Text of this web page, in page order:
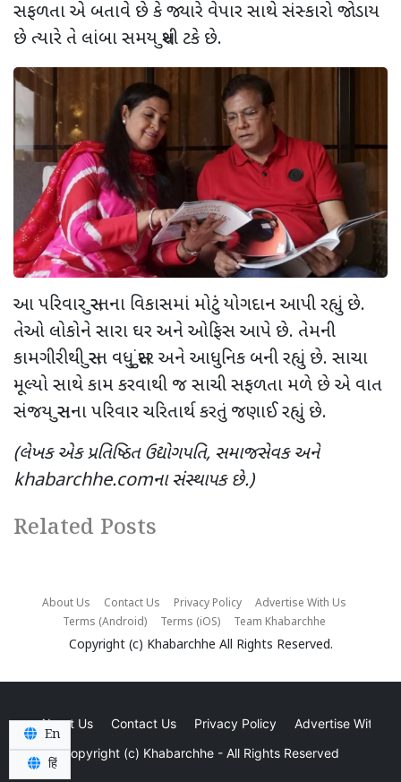
સફળતા એ બતાવે છે કે જ્યારે વેપાર સાથે સંસ્કારો જોડાય
છે ત્યારે તે લાંબા સમય સુધી ટકે છે.
આ પરિવાર સુરતના વિકાસમાં મોટું યોગદાન આપી રહ્યું છે.
તેઓ લોકોને સારા ઘર અને ઓફિસ આપે છે. તેમની
કામગીરીથી સુરત વધુ સુંદર અને આધુનિક બની રહ્યું છે. સાચા
મૂલ્યો સાથે કામ કરવાથી જ સાચી સફળતા મળે છે એ વાત
સંજય સુરાના પરિવાર ચરિતાર્થ કરતું જણાઈ રહ્યું છે.
(લેખક એક પ્રતિષ્ઠિત ઉદ્યોગપતિ, સમાજસેવક અને
khabarchhe.comના સંસ્થાપક છે.)
Related Posts
About Us Contact Us Privacy Policy
Advertise With Us
Terms (Android)
Terms (iOS) Team Khabarchhe
Copyright (c) Khabarchhe All Rights Reserved.
About Us Contact Us Privacy Policy
Advertise With Us
Copyright (c) Khabarchhe - All Rights Reserved
En
हिं